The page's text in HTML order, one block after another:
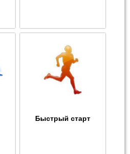
Быстрый старт